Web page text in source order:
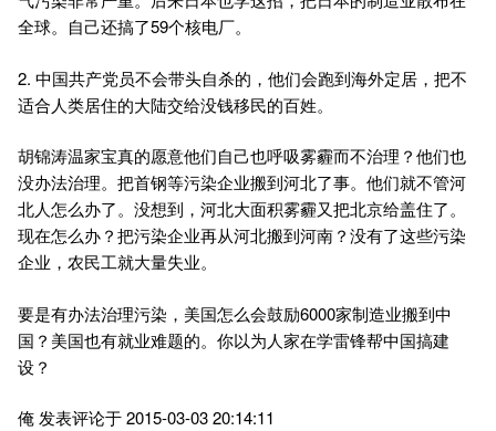
全球。自己还搞了59个核电厂。
2. 中国共产党员不会带头自杀的，他们会跑到海外定居，把不
适合人类居住的大陆交给没钱移民的百姓。
胡锦涛温家宝真的愿意他们自己也呼吸雾霾而不治理？他们也
没办法治理。把首钢等污染企业搬到河北了事。他们就不管河
北人怎么办了。没想到，河北大面积雾霾又把北京给盖住了。
现在怎么办？把污染企业再从河北搬到河南？没有了这些污染
企业，农民工就大量失业。
要是有办法治理污染，美国怎么会鼓励6000家制造业搬到中
国？美国也有就业难题的。你以为人家在学雷锋帮中国搞建
设？
俺 发表评论于 2015-03-03 20:14:11